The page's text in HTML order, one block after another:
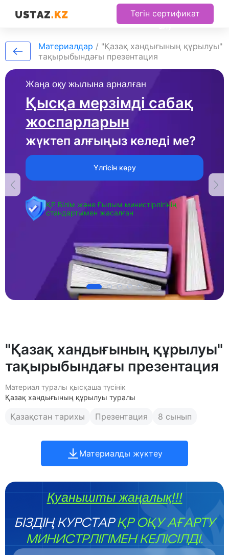
Тегін сертификат
алу
Жаңа оқу жылына арналған
Қысқа мерзімді сабақ
жоспарларын
жүктеп алғыңыз келеді ме?
Үлгісін көру
ҚР Білім және Ғылым министірлігінің
стандартымен жасалған
Материалдар / "Қазақ хандығының құрылуы"
тақырыбындағы презентация
"Қазақ хандығының құрылуы"
тақырыбындағы презентация
Материал туралы қысқаша түсінік
Қазақ хандығының құрылуы туралы
Қазақстан тарихы Презентация 8 сынып
Материалды жүктеу
Қуанышты жаңалық!!!
БІЗДІҢ КУРСТАРҚР ОҚУ АҒАРТУ
МИНИСТРЛІГІМЕН КЕЛІСІЛДІ.